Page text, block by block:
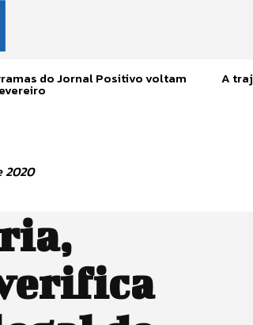
do Jornal Positivo voltam A
2020